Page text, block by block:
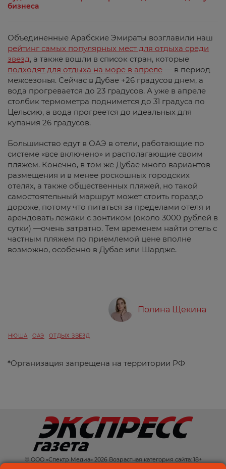
бизнеса
Объединенные Арабские Эмираты возглавили наш
рейтинг самых популярных мест для отдыха среди
звезд, а также вошли в список стран, которые
подходят для отдыха на море в апреле — в период
межсезонья. Сейчас в Дубае +26 градусов днем, а
вода прогревается до 23 градусов. А уже в апреле
столбик термометра поднимется до 31 градуса по
Цельсию, а вода прогреется до идеальных для
купания 26 градусов.
Большинство едут в ОАЭ в отели, работающие по
системе «все включено» и располагающие своим
пляжем. Конечно, в том же Дубае много вариантов
размещения и в менее роскошных городских
отелях, а также общественных пляжей, но такой
самостоятельный маршрут может стоить гораздо
дороже, потому что питаться за пределами отеля и
арендовать лежаки с зонтиком (около 3000 рублей в
сутки) —очень затратно. Тем временем найти отель с
частным пляжем по приемлемой цене вполне
возможно, особенно в Дубае или Шардже.
Полина Щекина
НЮША ОАЭ ОТДЫХ ЗВЁЗД
*Организация запрещена на территории РФ
© ООО «Спектр Медиа» 2026 Возрастная категория сайта: 18+